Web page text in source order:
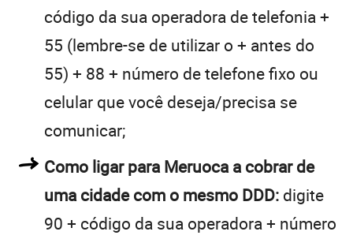
código da sua operadora de telefonia +
55 (lembre-se de utilizar o + antes do
55) + 88 + número de telefone fixo ou
celular que você deseja/precisa se
comunicar;
Como ligar para Meruoca a cobrar de
uma cidade com o mesmo DDD: digite
90 + código da sua operadora + número